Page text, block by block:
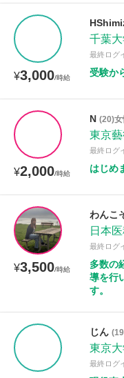
¥3,000/時給
千葉
最終ログ
受験か
¥2,000/時給
N (20)女
東京
最終ログ
はじめ
¥3,500/時給
わんこ
日本
最終ログ
多数の
導を行
す。
じん
東京
最終ログ